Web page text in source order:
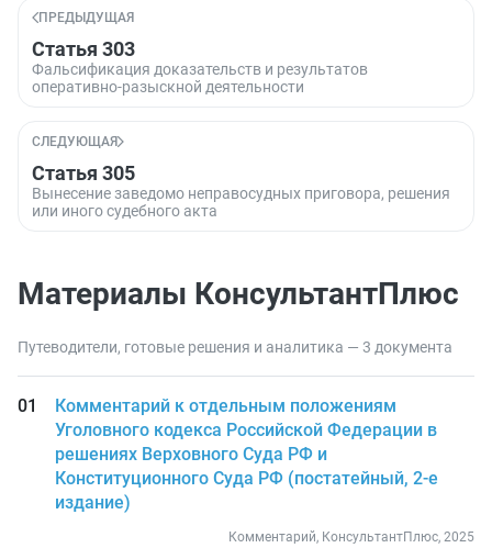
ПРЕДЫДУЩАЯ
Статья 303
Фальсификация доказательств и результатов
оперативно-разыскной деятельности
СЛЕДУЮЩАЯ
Статья 305
Вынесение заведомо неправосудных приговора, решения
или иного судебного акта
Материалы КонсультантПлюс
Путеводители, готовые решения и аналитика — 3 документа
Комментарий к отдельным положениям
Уголовного кодекса Российской Федерации в
решениях Верховного Суда РФ и
Конституционного Суда РФ (постатейный, 2-е
издание)
Комментарий, КонсультантПлюс, 2025